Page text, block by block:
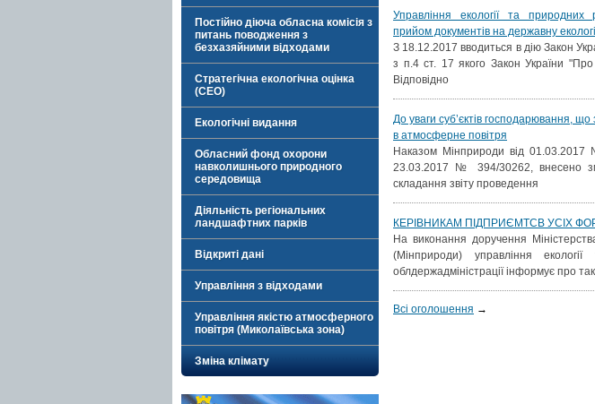
Постійно діюча обласна комісія з
питань поводження з
безхазяйними відходами
Стратегічна екологічна оцінка
(СЕО)
Екологічні видання
Обласний фонд охорони
навколишнього природного
середовища
Діяльність регіональних
ландшафтних парків
Відкриті дані
Управління з відходами
Управління якістю атмосферного
повітря (Миколаївська зона)
Зміна клімату
Управління екології та природних
прийом документів на державну
З 18.12.2017 вводиться в дію Закон
з п.4 ст. 17 якого Закон України "Про
Відповідно
До уваги суб’єктів господарювання,
в атмосферне повітря
Наказом Мінприроди від
23.03.2017 № 394/30262, внесено
складання звіту проведення
КЕРІВНИКАМ ПІДПРИЄМТСВ УСІХ
На виконання доручення
(Мінприроди) управління
облдержадміністрації інформує про
Всі оголошення →